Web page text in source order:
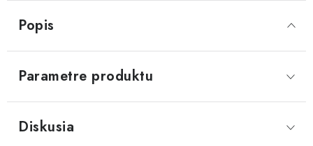
Popis
Parametre produktu
Diskusia